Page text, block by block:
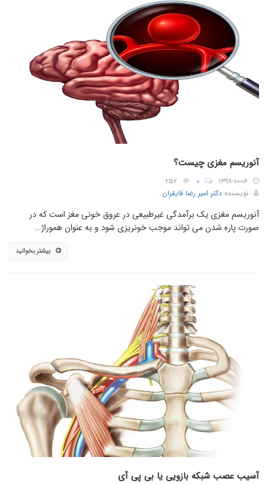
آنوریسم مغزی چیست؟
۱۳۹۸-۱۰-۰۶ ۰
۲۵۲
نویسنده دکتر امیر رضا قایقران
آنوریسم مغزی یک برآمدگی غیرطبیعی در عروق خونی مغز است که در
صورت پاره شدن می تواند موجب خونریزی شود و به عنوان هموراژ...
بیشتر بخوانید
آسیب عصب شبکه بازویی یا بی پی آی